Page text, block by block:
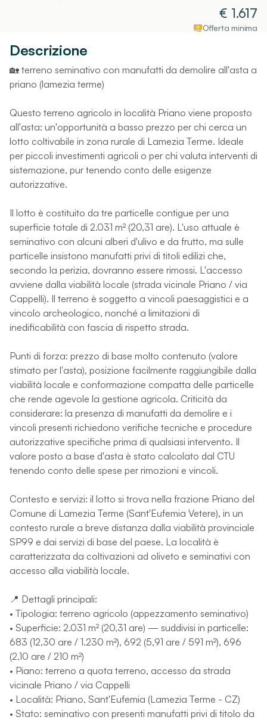
€ 1.617
Offerta minima
Descrizione
🏡 terreno seminativo con manufatti da demolire all'asta a
priano (lamezia terme)
Questo terreno agricolo in località Priano viene proposto
all'asta: un'opportunità a basso prezzo per chi cerca un
lotto coltivabile in zona rurale di Lamezia Terme. Ideale
per piccoli investimenti agricoli o per chi valuta interventi di
sistemazione, pur tenendo conto delle esigenze
autorizzative.
Il lotto è costituito da tre particelle contigue per una
superficie totale di 2.031 m² (20,31 are). L'uso attuale è
seminativo con alcuni alberi d'ulivo e da frutto, ma sulle
particelle insistono manufatti privi di titoli edilizi che,
secondo la perizia, dovranno essere rimossi. L'accesso
avviene dalla viabilità locale (strada vicinale Priano / via
Cappelli). Il terreno è soggetto a vincoli paesaggistici e a
vincolo archeologico, nonché a limitazioni di
inedificabilità con fascia di rispetto strada.
Punti di forza: prezzo di base molto contenuto (valore
stimato per l'asta), posizione facilmente raggiungibile dalla
viabilità locale e conformazione compatta delle particelle
che rende agevole la gestione agricola. Criticità da
considerare: la presenza di manufatti da demolire e i
vincoli presenti richiedono verifiche tecniche e procedure
autorizzative specifiche prima di qualsiasi intervento. Il
valore posto a base d'asta è stato calcolato dal CTU
tenendo conto delle spese per rimozioni e vincoli.
Contesto e servizi: il lotto si trova nella frazione Priano del
Comune di Lamezia Terme (Sant'Eufemia Vetere), in un
contesto rurale a breve distanza dalla viabilità provinciale
SP99 e dai servizi di base del paese. La località è
caratterizzata da coltivazioni ad oliveto e seminativi con
accesso alla viabilità locale.
📍 Dettagli principali:
• Tipologia: terreno agricolo (appezzamento seminativo)
• Superficie: 2.031 m² (20,31 are) — suddivisi in particelle:
683 (12,30 are / 1.230 m²), 692 (5,91 are / 591 m²), 696
(2,10 are / 210 m²)
• Piano: terreno a quota terreno, accesso da strada
vicinale Priano / via Cappelli
• Località: Priano, Sant'Eufemia (Lamezia Terme - CZ)
• Stato: seminativo con presenti manufatti privi di titolo da